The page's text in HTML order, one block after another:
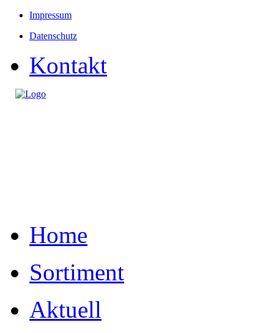
Impressum
Datenschutz
Kontakt
Home
Sortiment
Aktuell